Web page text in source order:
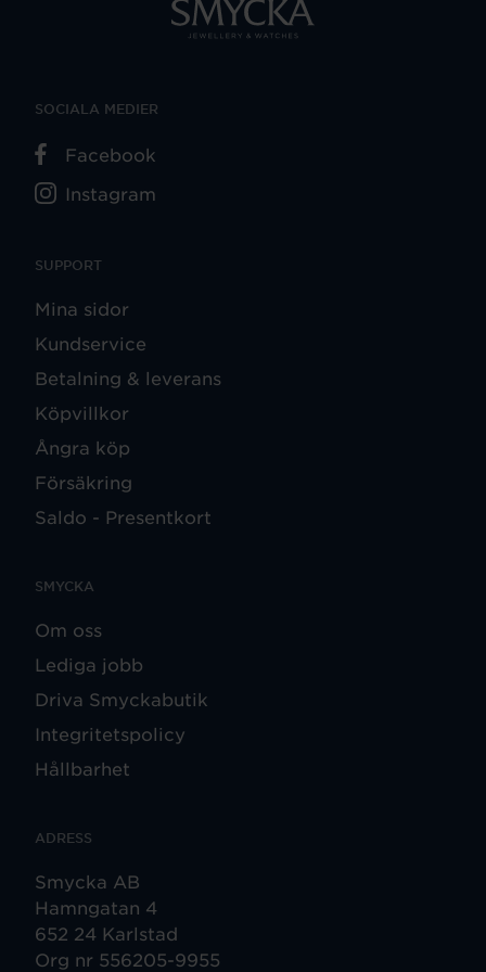
SUPPORT
Mina sidor
Kundservice
Betalning & leverans
Köpvillkor
Ångra köp
Försäkring
Saldo - Presentkort
SMYCKA
Om oss
Lediga jobb
Driva Smyckabutik
Integritetspolicy
Hållbarhet
ADRESS
Smycka AB
Hamngatan 4
652 24 Karlstad
Org nr 556205-9955
SOCIALA MEDIER
Facebook
Instagram